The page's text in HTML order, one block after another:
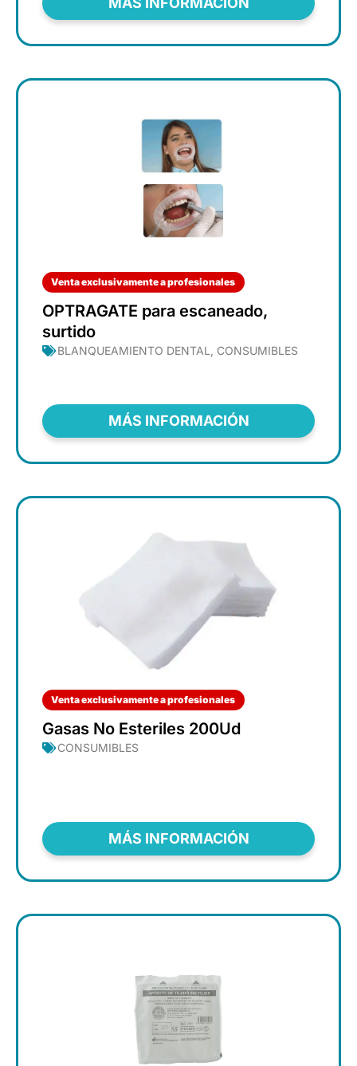
Venta exclusivamente a profesionales
OPTRAGATE para escaneado,
surtido
BLANQUEAMIENTO DENTAL CONSUMIBLES
MÁS INFORMACIÓN
Venta exclusivamente a profesionales
Gasas No Esteriles 200Ud
CONSUMIBLES
MÁS INFORMACIÓN